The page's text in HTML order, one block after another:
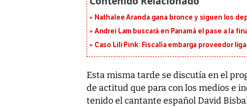
Nathalee Aranda gana bronce y siguen los
Andrei Lam buscará en Panamá el pase a la
Caso Lili Pink: Fiscalía embarga proveedor
Esta misma tarde se discutía en el
de actitud que para con los medios e
tenido el cantante español David